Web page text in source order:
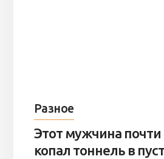
Разное
Этот мужчина почти
копал тоннель в